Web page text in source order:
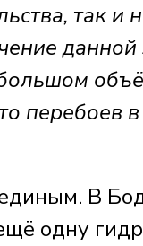
так
данной
перебоев в
В
одну